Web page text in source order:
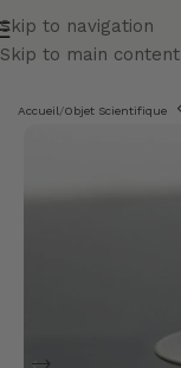
Skip to navigation
Skip to main content
Accueil/Objet Scientifique